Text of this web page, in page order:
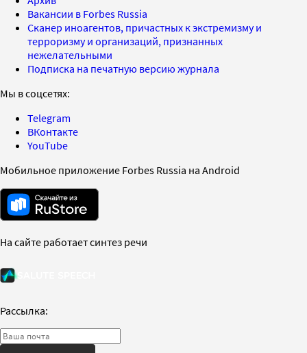
Вакансии в Forbes Russia
Сканер иноагентов, причастных к экстремизму и
терроризму и организаций, признанных
нежелательными
Подписка на печатную версию журнала
Мы в соцсетях:
Telegram
ВКонтакте
YouTube
Мобильное приложение Forbes Russia на Android
На сайте работает синтез речи
Рассылка: